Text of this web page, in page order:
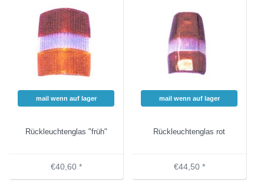
mail wenn auf lager
Rückleuchtenglas "früh"
€40,60 *
mail wenn auf lager
Rückleuchtenglas rot
€44,50 *